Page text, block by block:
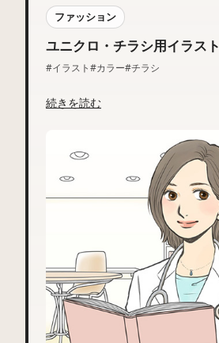
ファッション
ユニクロ・チラシ用イラスト
#イラスト#カラー#チラシ
続きを読む